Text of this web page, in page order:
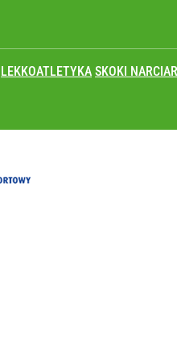
LEKKOATLETYKA SKOKI
co czeka branżę do
w podróży. Premiera